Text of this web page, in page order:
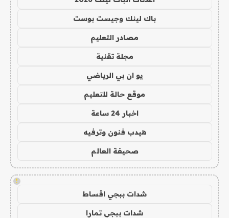
باك لينك وجيست بوست
مصادر التعليم
مجلة تقنية
يو ان بي الرياضي
موقع حالة للتعليم
اخبار 24 ساعة
هيدب فنون وترفيه
صحيفة العالم
!
شدات ببجي اقساط
شدات ببجي تمارا